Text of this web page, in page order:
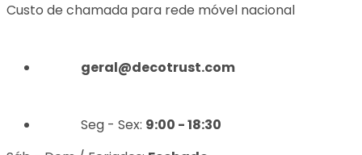
Custo de chamada para rede móvel nacional
geral@decotrust.com
Seg - Sex: 9:00 - 18:30